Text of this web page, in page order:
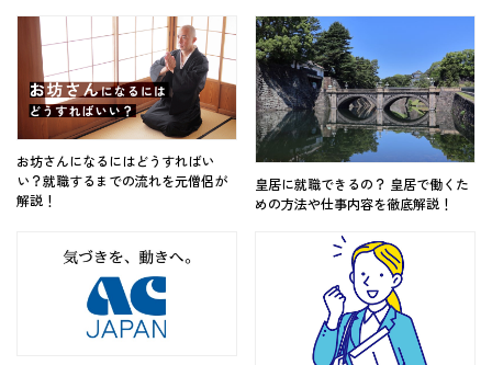
お坊さんになるにはどうすればい
い？就職するまでの流れを元僧侶が
解説！
皇居に就職できるの？ 皇居で働くた
めの方法や仕事内容を徹底解説！